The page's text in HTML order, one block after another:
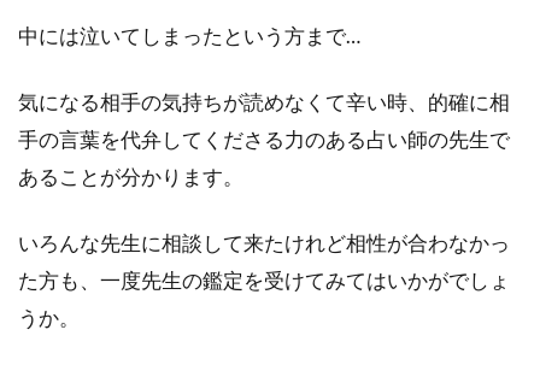
中には泣いてしまったという方まで…
気になる相手の気持ちが読めなくて辛い時、的確に相
手の言葉を代弁してくださる力のある占い師の先生で
あることが分かります。
いろんな先生に相談して来たけれど相性が合わなかっ
た方も、一度先生の鑑定を受けてみてはいかがでしょ
うか。